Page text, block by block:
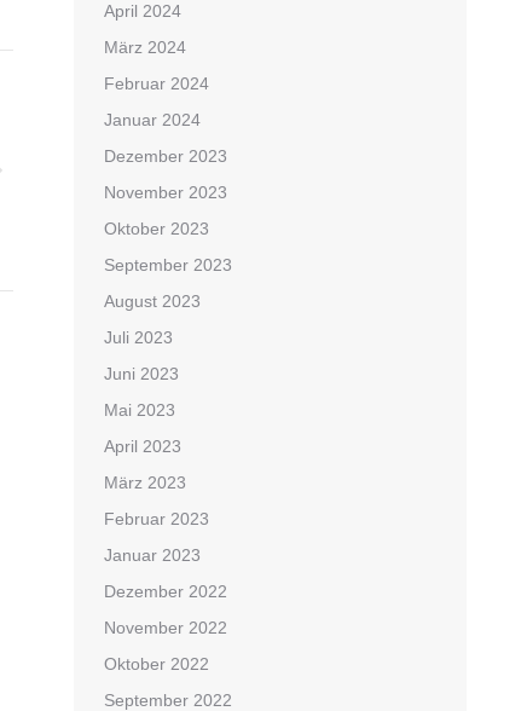
April 2024
März 2024
Februar 2024
Januar 2024
Dezember 2023
November 2023
Oktober 2023
September 2023
August 2023
Juli 2023
Juni 2023
Mai 2023
April 2023
März 2023
Februar 2023
Januar 2023
Dezember 2022
November 2022
Oktober 2022
September 2022